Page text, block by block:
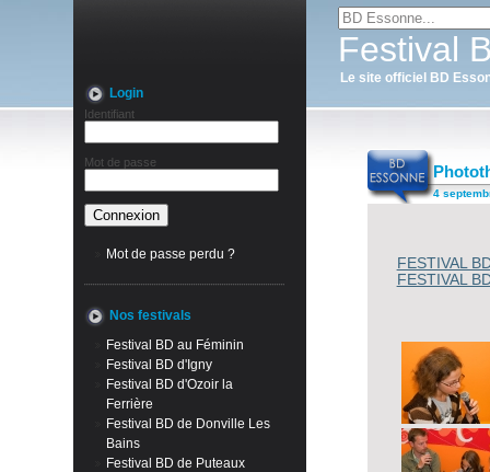
Festival
Le site officiel BD
Login
Identifiant
Mot de passe
Mot de passe perdu ?
Nos festivals
Festival BD au Féminin
Festival BD d'Igny
Festival BD d'Ozoir la
Ferrière
Festival BD de Donville Les
Bains
Festival BD de Puteaux
4
FESTIVAL
FESTIVAL